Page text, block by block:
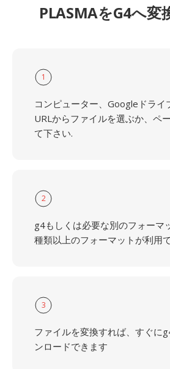
PLASMAをG4へ変
1
コンピューター、Googleドライ
URLからファイルを選ぶか、ペ
て下さい.
2
g4もしくは必要な別のフォーマ
種類以上のフォーマットが利用
3
ファイルを変換すれば、すぐに
ンロードできます